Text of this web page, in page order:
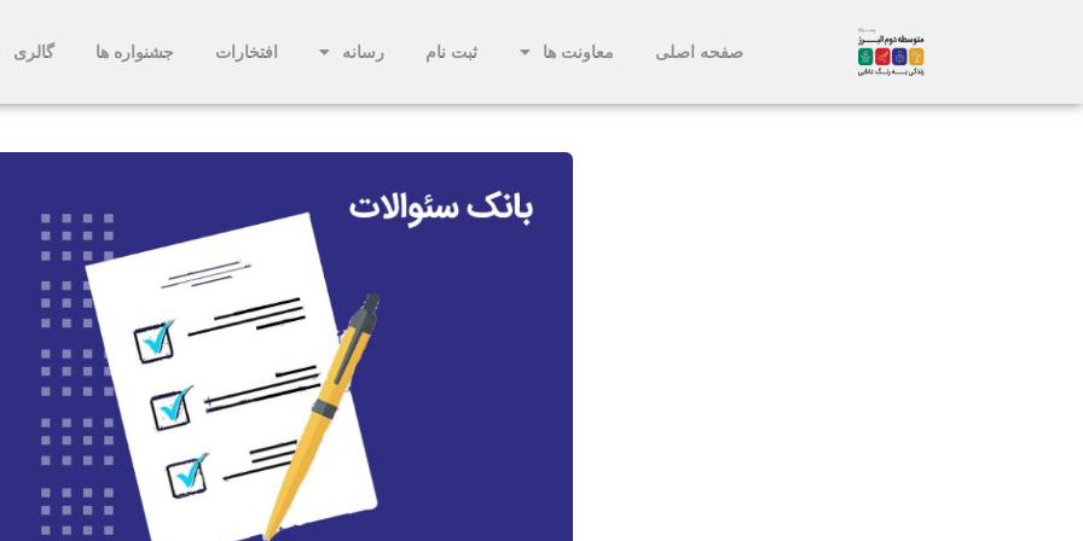
صفحه اصلی معاونت ها ثبت نام رسانه افتخارات جشنواره ها گالری